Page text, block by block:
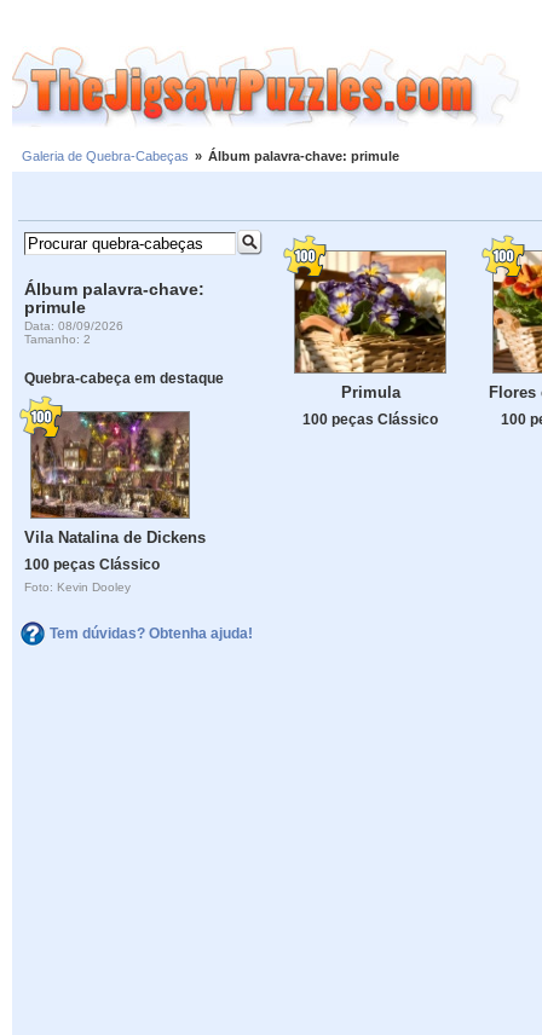
Galeria de Quebra-Cabeças » Álbum palavra-chave: primule
Álbum palavra-chave:
primule
Data: 08/09/2026
Tamanho: 2
Quebra-cabeça em destaque
Vila Natalina de Dickens
100 peças Clássico
Foto: Kevin Dooley
Tem dúvidas? Obtenha ajuda!
Primula
100 peças Clássico
Flores
100